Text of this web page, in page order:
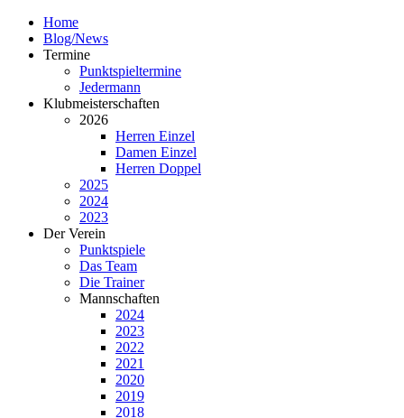
Home
Blog/News
Termine
Punktspieltermine
Jedermann
Klubmeisterschaften
2026
Herren Einzel
Damen Einzel
Herren Doppel
2025
2024
2023
Der Verein
Punktspiele
Das Team
Die Trainer
Mannschaften
2024
2023
2022
2021
2020
2019
2018